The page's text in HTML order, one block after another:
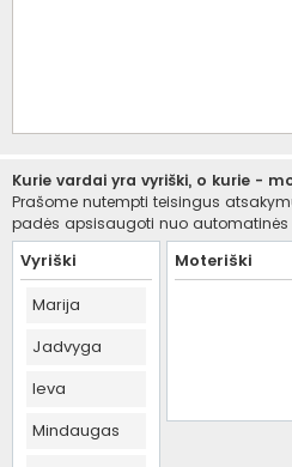
Kurie vardai yra vyriški, o kurie -
Prašome nutempti teisingus
padės apsisaugoti nuo automatinės
Vyriški
Marija
Jadvyga
Ieva
Mindaugas
Moteriški